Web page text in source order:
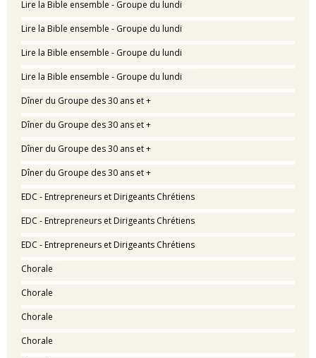
Lire la Bible ensemble - Groupe du lundi
Lire la Bible ensemble - Groupe du lundi
Lire la Bible ensemble - Groupe du lundi
Lire la Bible ensemble - Groupe du lundi
Dîner du Groupe des 30 ans et +
Dîner du Groupe des 30 ans et +
Dîner du Groupe des 30 ans et +
Dîner du Groupe des 30 ans et +
EDC - Entrepreneurs et Dirigeants Chrétiens
EDC - Entrepreneurs et Dirigeants Chrétiens
EDC - Entrepreneurs et Dirigeants Chrétiens
Chorale
Chorale
Chorale
Chorale